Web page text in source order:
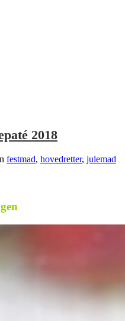
2018
festmad, hovedretter, julemad